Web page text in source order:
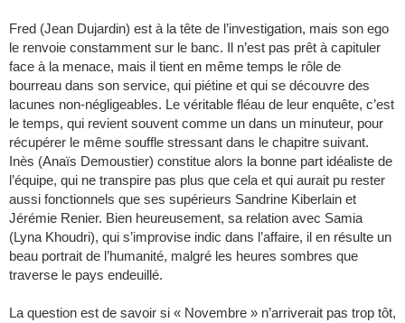
Fred (Jean Dujardin) est à la tête de l’investigation, mais son ego
le renvoie constamment sur le banc. Il n’est pas prêt à capituler
face à la menace, mais il tient en même temps le rôle de
bourreau dans son service, qui piétine et qui se découvre des
lacunes non-négligeables. Le véritable fléau de leur enquête, c’est
le temps, qui revient souvent comme un dans un minuteur, pour
récupérer le même souffle stressant dans le chapitre suivant.
Inès (Anaïs Demoustier) constitue alors la bonne part idéaliste de
l’équipe, qui ne transpire pas plus que cela et qui aurait pu rester
aussi fonctionnels que ses supérieurs Sandrine Kiberlain et
Jérémie Renier. Bien heureusement, sa relation avec Samia
(Lyna Khoudri), qui s’improvise indic dans l’affaire, il en résulte un
beau portrait de l’humanité, malgré les heures sombres que
traverse le pays endeuillé.
La question est de savoir si « Novembre » n’arriverait pas trop tôt,